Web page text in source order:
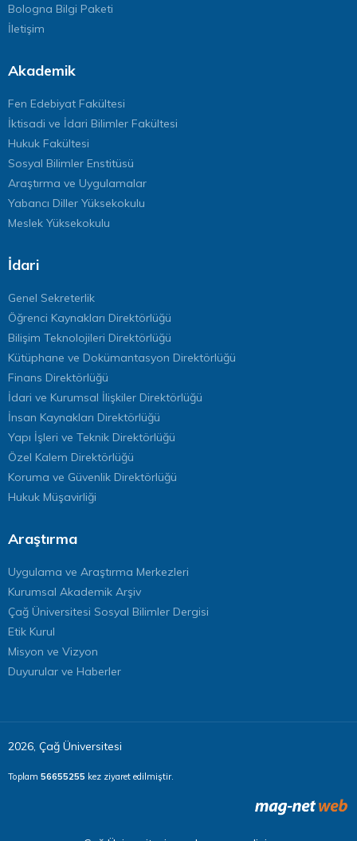
Bologna Bilgi Paketi
İletişim
Akademik
Fen Edebiyat Fakültesi
İktisadi ve İdari Bilimler Fakültesi
Hukuk Fakültesi
Sosyal Bilimler Enstitüsü
Araştırma ve Uygulamalar
Yabancı Diller Yüksekokulu
Meslek Yüksekokulu
İdari
Genel Sekreterlik
Öğrenci Kaynakları Direktörlüğü
Bilişim Teknolojileri Direktörlüğü
Kütüphane ve Dokümantasyon Direktörlüğü
Finans Direktörlüğü
İdari ve Kurumsal İlişkiler Direktörlüğü
İnsan Kaynakları Direktörlüğü
Yapı İşleri ve Teknik Direktörlüğü
Özel Kalem Direktörlüğü
Koruma ve Güvenlik Direktörlüğü
Hukuk Müşavirliği
Araştırma
Uygulama ve Araştırma Merkezleri
Kurumsal Akademik Arşiv
Çağ Üniversitesi Sosyal Bilimler Dergisi
Etik Kurul
Misyon ve Vizyon
Duyurular ve Haberler
2026, Çağ Üniversitesi
Toplam 56655255 kez ziyaret edilmiştir.